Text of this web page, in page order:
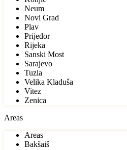
Neum
Novi Grad
Plav
Prijedor
Rijeka
Sanski Most
Sarajevo
Tuzla
Velika Kladuša
Vitez
Zenica
Areas
Areas
Bakšaiš